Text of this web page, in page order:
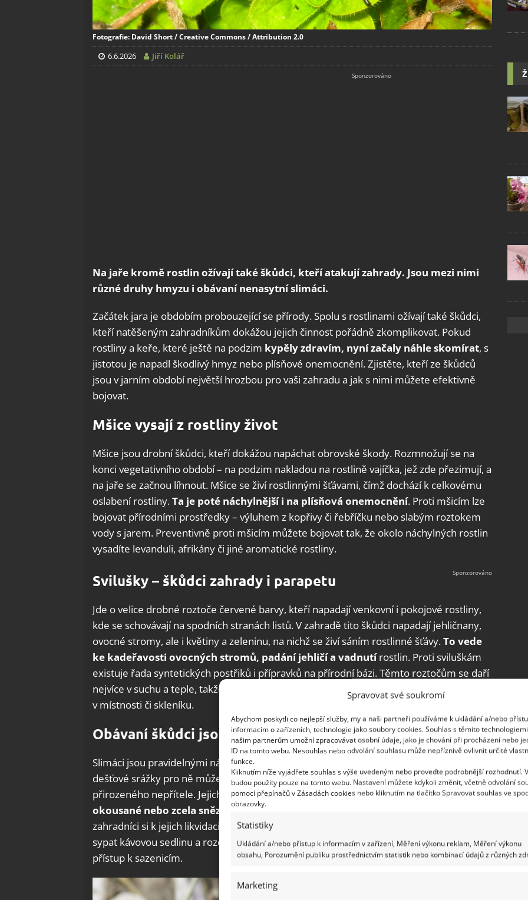
Spravovat své soukromí
Abychom poskytli co nejlepší služby, my a naši partneři používáme k ukládání a/nebo
informacím o zařízeních, technologie jako soubory cookies. Souhlas s těmito
našim partnerům umožní zpracovávat osobní údaje, jako je chování při procházení nebo
ID na tomto webu. Nesouhlas nebo odvolání souhlasu může nepříznivě ovlivnit určité
funkce.
Kliknutím níže vyjádřete souhlas s výše uvedeným nebo proveďte podrobnější rozhodnutí.
budou použity pouze na tomto webu. Nastavení můžete kdykoli změnit, včetně odvolání
pomocí přepínačů v Zásadách cookies nebo kliknutím na tlačítko Spravovat souhlas ve
obrazovky.
Statistiky
Ukládání a/nebo přístup k informacím v zařízení, Měření výkonu reklam, Měření výkonu
obsahu, Porozumění publiku prostřednictvím statistik nebo kombinací údajů z různých
Marketing
Fotografie: David Short / Creative Commons / Attribution 2.0
6.6.2026 Jiří Kolář
Na jaře kromě rostlin ožívají také škůdci, kteří atakují zahrady. Jsou mezi nimi
různé druhy hmyzu i obávaní nenasytní slimáci.
Začátek jara je obdobím probouzející se přírody. Spolu s rostlinami ožívají také škůdci,
kteří natěšeným zahradníkům dokážou jejich činnost pořádně zkomplikovat. Pokud
rostliny a keře, které ještě na podzim kypěly zdravím, nyní začaly náhle skomírat, s
jistotou je napadl škodlivý hmyz nebo plísňové onemocnění. Zjistěte, kteří ze škůdců
jsou v jarním období největší hrozbou pro vaši zahradu a jak s nimi můžete efektivně
bojovat.
Mšice vysají z rostliny život
Mšice jsou drobní škůdci, kteří dokážou napáchat obrovské škody. Rozmnožují se na
konci vegetativního období – na podzim nakladou na rostlině vajíčka, jež zde přezimují, a
na jaře se začnou líhnout. Mšice se živí rostlinnými šťávami, čímž dochází k celkovému
oslabení rostliny.Ta je poté náchylnější i na plísňová onemocnění. Proti mšicím lze
bojovat přírodními prostředky – výluhem z kopřivy či řebříčku nebo slabým roztokem
vody s jarem. Preventivně proti mšicím můžete bojovat tak, že okolo náchylných rostlin
vysadíte levanduli, afrikány či jiné aromatické rostliny.
Svilušky – škůdci zahrady i parapetu
Jde o velice drobné roztoče červené barvy, kteří napadají venkovní i pokojové rostliny,
kde se schovávají na spodních stranách listů. V zahradě tito škůdci napadají jehličnany,
ovocné stromy, ale i květiny a zeleninu, na nichž se živí sáním rostlinné šťávy.To vede
ke kadeřavosti ovocných stromů, padání jehličí a vadnutírostlin. Proti sviluškám
existuje řada syntetických postřiků i přípravků na přírodní bázi. Těmto roztočům se daří
nejvíce v suchu a teple, takže proti nim můžete zakročit i zvlhčováním vzduchu
v místnosti či skleníku.
Obávaní škůdci jsou nenasytní slimáci
Slimáci jsou pravidelnými návštěvníky snad každé zahrady. Obzvlášť na jaře bohatém na
dešťové srážky pro ně může být zahrada učiněným rájem. Navíc tito škůdci nemají
přirozeného nepřítele. Jejich přítomnost poznáte snadno –kromě stop slizu najdete
okousané nebo zcela snězené zbytky sazenic
zahradníci si k jejich likvidaci pořizují kachny – indické běžce. Kolem rostlin můžete
sypat kávovou sedlinu a rozdrcené vaječné skořápky, které slimákům zkomplikují
přístup k sazenicím.